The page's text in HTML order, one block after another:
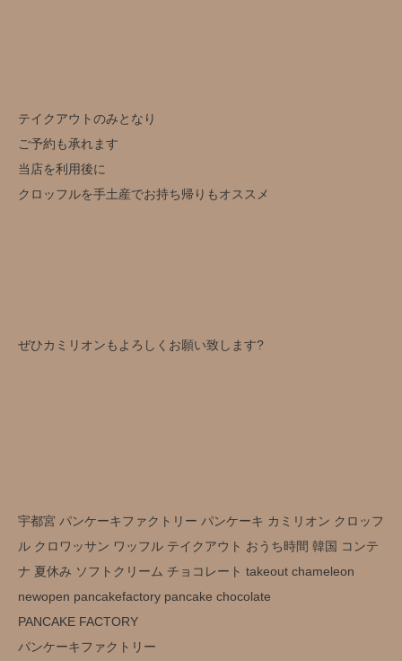
テイクアウトのみとなり
ご予約も承れます
当店を利用後に
クロッフルを手土産でお持ち帰りもオススメ
ぜひカミリオンもよろしくお願い致します?
宇都宮 パンケーキファクトリー パンケーキ カミリオン クロッフ
ル クロワッサン ワッフル テイクアウト おうち時間 韓国 コンテ
ナ 夏休み ソフトクリーム チョコレート takeout chameleon
newopen pancakefactory pancake chocolate
PANCAKE FACTORY
パンケーキファクトリー